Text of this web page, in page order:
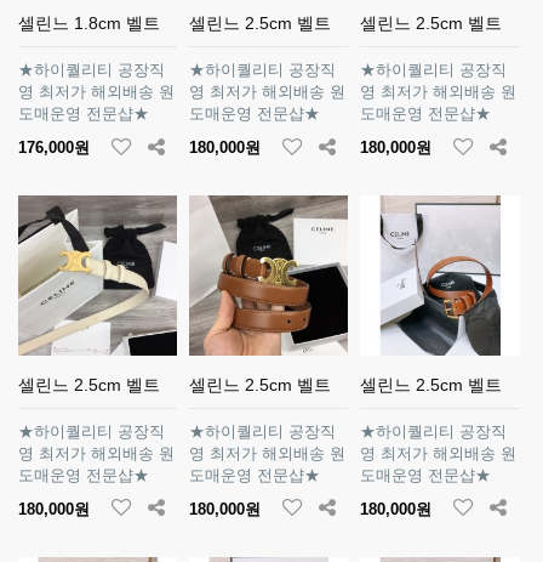
셀린느 1.8cm 벨트
★하이퀄리티 공장직
영 최저가 해외배송 원
도매운영 전문샵★
176,000원
셀린느 2.5cm 벨트
★하이퀄리티 공장직
영 최저가 해외배송 원
도매운영 전문샵★
180,000원
셀린느 2.5cm 벨트
★하이퀄리티 공장직
영 최저가 해외배송 원
도매운영 전문샵★
180,000원
셀린느 2.5cm 벨트
★하이퀄리티 공장직
영 최저가 해외배송 원
도매운영 전문샵★
180,000원
셀린느 2.5cm 벨트
★하이퀄리티 공장직
영 최저가 해외배송 원
도매운영 전문샵★
180,000원
셀린느 2.5cm 벨트
★하이퀄리티 공장직
영 최저가 해외배송 원
도매운영 전문샵★
180,000원